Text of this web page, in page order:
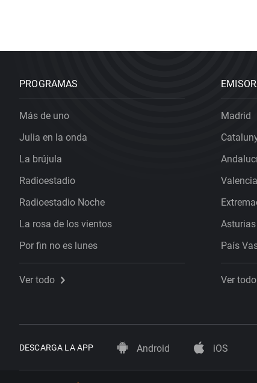
PROGRAMAS
Más de uno
Julia en la onda
La brújula
Radioestadio
Radioestadio Noche
La rosa de los vientos
Por fin no es lunes
Ver todo
Madrid
Valencia
Asturias
País
Ver todo
DESCARGA LA APP Android iOS